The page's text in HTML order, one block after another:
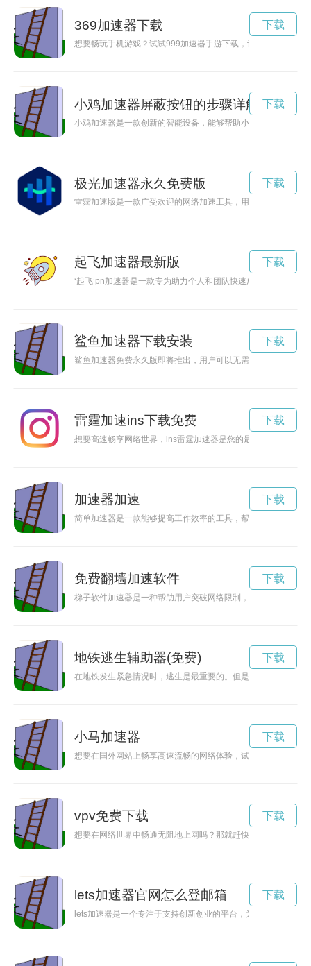
369加速器下载
想要畅玩手机游戏？试试999加速器手游下载，让你游戏体验
下载
小鸡加速器屏蔽按钮的步骤详解
小鸡加速器是一款创新的智能设备，能够帮助小鸡在生长过程
下载
极光加速器永久免费版
雷霆加速版是一款广受欢迎的网络加速工具，用户可以通过它
下载
起飞加速器最新版
‘起飞’pn加速器是一款专为助力个人和团队快速成长而设计的
下载
鲨鱼加速器下载安装
鲨鱼加速器免费永久版即将推出，用户可以无需付费永久享受
下载
雷霆加速ins下载免费
想要高速畅享网络世界，ins雷霆加速器是您的最佳选择。通过
下载
加速器加速
简单加速器是一款能够提高工作效率的工具，帮助用户更快地
下载
免费翻墙加速软件
梯子软件加速器是一种帮助用户突破网络限制，加速访问国外
下载
地铁逃生辅助器(免费)
在地铁发生紧急情况时，逃生是最重要的。但是在狭窄的隧道
下载
小马加速器
想要在国外网站上畅享高速流畅的网络体验，试试国外VPS加
下载
vpv免费下载
想要在网络世界中畅通无阻地上网吗？那就赶快下载安装爱加
下载
lets加速器官网怎么登邮箱
lets加速器是一个专注于支持创新创业的平台，为创业者提供全
下载